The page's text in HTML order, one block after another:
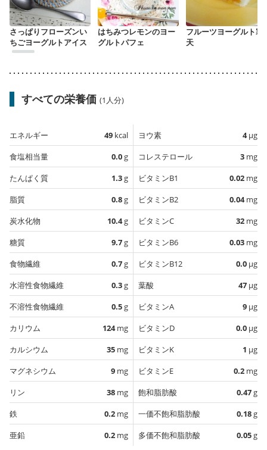
さっぱりフローズンい
ちごヨーグルトアイス
はちみつレモンのヨー
グルトパフェ
フルーツヨーグルト寒
天
すべての栄養価 (1人分)
エネルギー 49 kcal
食塩相当量
0.0g
たんぱく質
1.3g
脂質
0.8g
炭水化物
10.4g
糖質
9.7g
食物繊維
0.7g
水溶性食物繊維
0.3g
不溶性食物繊維
0.5g
カリウム
124mg
カルシウム
35 mg
マグネシウム
9 mg
リン
38 mg
鉄
0.2 mg
亜鉛
0.2 mg
ヨウ素 4µg
コレステロール
3 mg
ビタミンB1
0.02 mg
ビタミンB2
0.04mg
ビタミンC
32 mg
ビタミンB6
0.03 mg
ビタミンB12
0.0 µg
葉酸
47 µg
ビタミンA
9 µg
ビタミンD
0.0 µg
ビタミンK
1 µg
ビタミンE
0.2 mg
飽和脂肪酸
0.47g
一価不飽和脂肪酸
0.18g
多価不飽和脂肪酸
0.05g